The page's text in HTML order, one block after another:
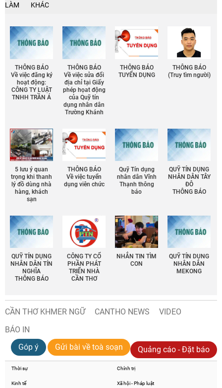
LÀM KHÁC
THÔNG BÁO
Về việc đăng ký
hoạt động:
CÔNG TY LUẬT
TNHH TRẦN Á
THÔNG BÁO
Về việc sửa đổi
địa chỉ tại Giấy
phép họat động
của Quỹ tín
dụng nhân dân
Trường Khánh
THÔNG BÁO
TUYỂN DỤNG
THÔNG BÁO
(Truy tìm người)
5 lưu ý quan
trọng khi thanh
lý đồ dùng nhà
hàng, khách
sạn
THÔNG BÁO
Về việc tuyển
dụng viên chức
Quỹ Tín dụng
nhân dân Vĩnh
Thạnh thông
báo
QUỸ TÍN DỤNG
NHÂN DÂN TÂY
ĐÔ
THÔNG BÁO
QUỸ TÍN DỤNG
NHÂN DÂN TÍN
NGHĨA
THÔNG BÁO
CÔNG TY CỔ
PHẦN PHÁT
TRIỂN NHÀ
CẦN THƠ
NHẮN TIN TÌM
CON
QUỸ TÍN DỤNG
NHÂN DÂN
MEKONG
CẦN THƠ KHMER NGỮ CANTHO NEWS
VIDEO
BÁO IN
Góp ý
Gửi bài về toà soạn Quảng cáo - Đặt báo
Thời sự Chính trị
Kinh tế Xã hội - Pháp luật